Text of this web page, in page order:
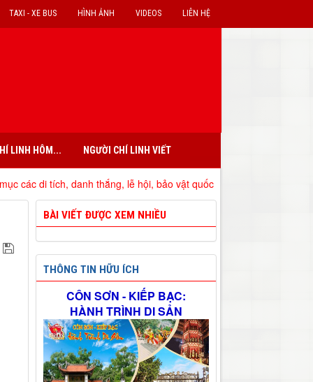
LIÊN HỆ
VIDEOS
HÌNH ẢNH
TAXI - XE BUS
LINH HÔM... NGƯỜI CHÍ LINH VIẾT
danh thắng, lễ hội, bảo vật quốc gia đã xếp hạng trên địa bàn tỉnh
BÀI VIẾT ĐƯỢC XEM NHIỀU
THÔNG TIN HỮU ÍCH
CÔN SƠN - KIẾP BẠC:
HÀNH TRÌNH DI SẢN